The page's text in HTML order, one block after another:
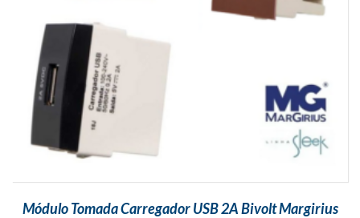
Módulo Tomada Carregador USB 2A Bivolt Margirius